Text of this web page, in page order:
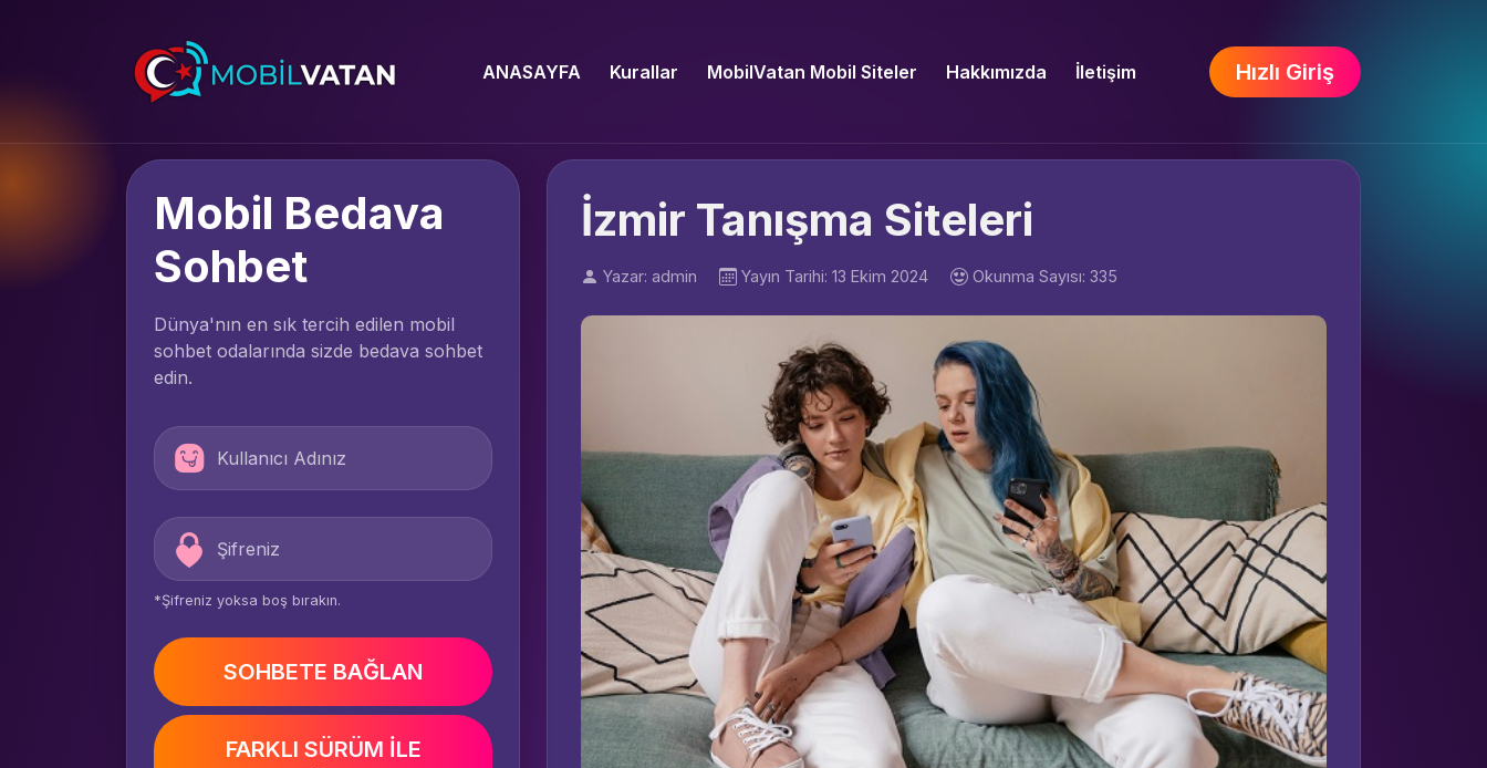
ANASAYFA Kurallar MobilVatan Mobil Siteler Hakkımızda İletişim Hızlı Giriş
İzmir Tanışma Siteleri
Yazar: admin Yayın Tarihi: 13 Ekim 2024 Okunma Sayısı: 335
Mobil Bedava
Sohbet
Dünya'nın en sık tercih edilen mobil
sohbet odalarında sizde bedava sohbet
edin.
*Şifreniz yoksa boş bırakın.
SOHBETE BAĞLAN
FARKLI SÜRÜM İLE